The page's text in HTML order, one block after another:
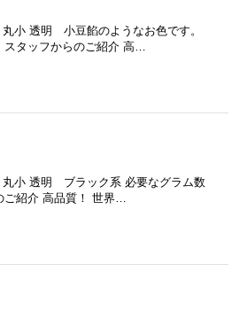
小 透明 小豆餡のようなお色です。
スタッフからのご紹介 高…
丸小 透明 ブラック系 必要なグラム数
ご紹介 高品質！ 世界…